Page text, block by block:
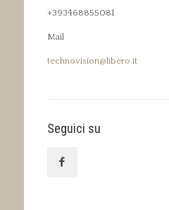
+393468855081
Mail
technovision@libero.it
Seguici su